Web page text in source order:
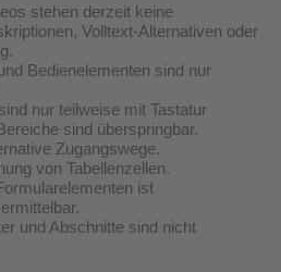
stehen derzeit keine
Volltext-Alternativen oder
Bedienelementen sind nur
nur teilweise mit Tastatur
sind überspringbar.
Zugangswege.
von Tabellenzellen.
ist
und Abschnitte sind nicht